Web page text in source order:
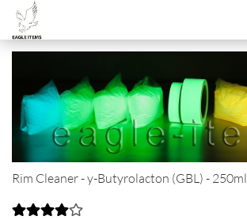
Rim Cleaner - y-Butyrolacton (GBL) - 250ml